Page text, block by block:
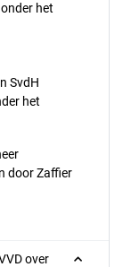
het
SvdH
het
door Zaffier
over